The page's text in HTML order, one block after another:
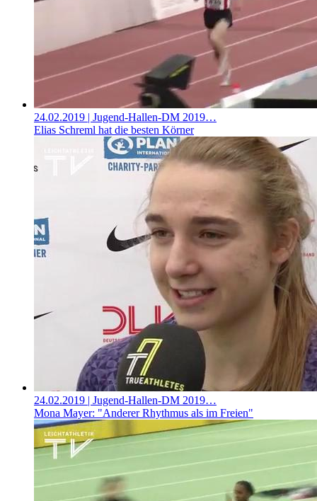
24.02.2019 | Jugend-Hallen-DM 2019…
Elias Schreml hat die besten Körner
24.02.2019 | Jugend-Hallen-DM 2019…
Mona Mayer: "Anderer Rhythmus als im Freien"